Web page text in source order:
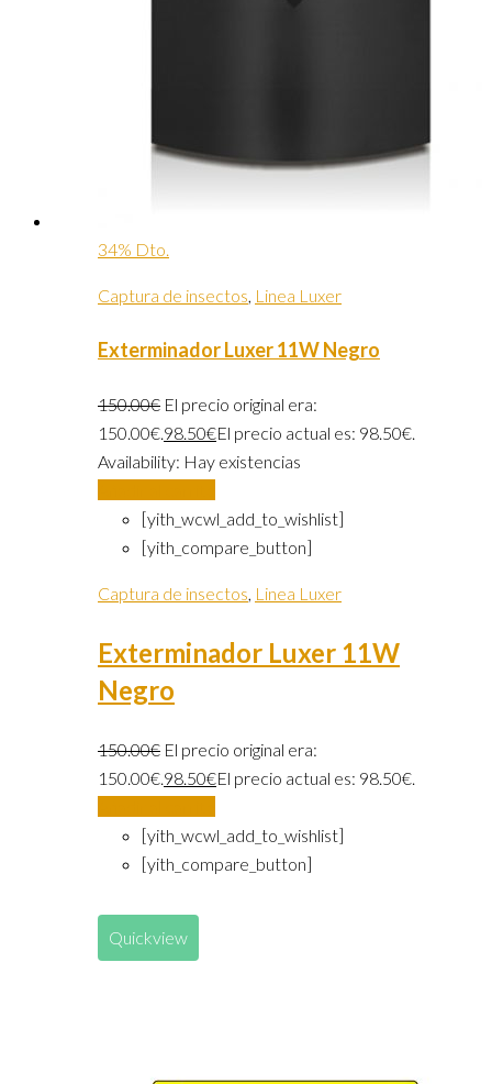
34% Dto.
Captura de insectos, Linea Luxer
Exterminador Luxer 11W Negro
150.00€ El precio original era:
150.00€.98.50€El precio actual es: 98.50€.
Availability: Hay existencias
[yith_wcwl_add_to_wishlist]
[yith_compare_button]
Captura de insectos, Linea Luxer
Exterminador Luxer 11W
Negro
150.00€ El precio original era:
150.00€.98.50€El precio actual es: 98.50€.
[yith_wcwl_add_to_wishlist]
[yith_compare_button]
Quickview